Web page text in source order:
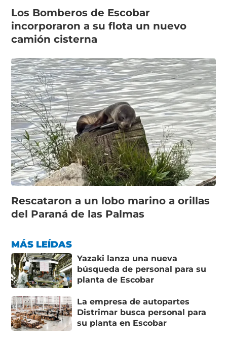
Los Bomberos de Escobar
incorporaron a su flota un nuevo
camión cisterna
Rescataron a un lobo marino a orillas
del Paraná de las Palmas
MÁS LEÍDAS
Yazaki lanza una nueva
búsqueda de personal para su
planta de Escobar
La empresa de autopartes
Distrimar busca personal para
su planta en Escobar